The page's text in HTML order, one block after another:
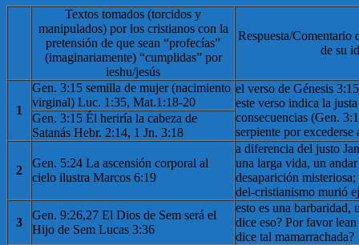
Textos tomados (torcidos y
manipulados) por los cristianos con la
pretensión de que sean “profecías”
(imaginariamente) “cumplidas” por
ieshu/jesús
Respuesta/Comentario
de su
1
Gen. 3:15 semilla de mujer (nacimiento
virginal) Luc. 1:35, Mat.1:18-20
el verso de Génesis
este verso indica la
consecuencias (Gen.
serpiente por
Gen. 3:15 Él heriría la cabeza de
Satanás Hebr. 2:14, 1 Jn. 3:18
2
Gen. 5:24 La ascensión corporal al
cielo ilustra Marcos 6:19
a diferencia del justo
una larga vida, un
desaparición
del-cristianismo murió
3
Gen. 9:26,27 El Dios de Sem será el
Hijo de Sem Lucas 3:36
esto es una barbaridad,
dice eso? Por favor
dice tal mamarrachada?